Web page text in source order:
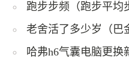
跑步步频（跑步平均
老舍活了多少岁（巴
哈弗h6气囊电脑更换